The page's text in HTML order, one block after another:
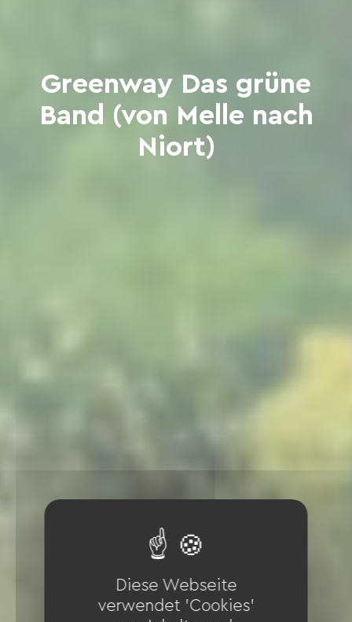
Greenway Das grüne
Band (von Melle nach
Niort)
Diese Webseite
verwendet 'Cookies'